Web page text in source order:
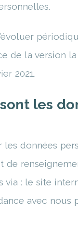
de la version
2021.
les
données
de
via : le site
avec